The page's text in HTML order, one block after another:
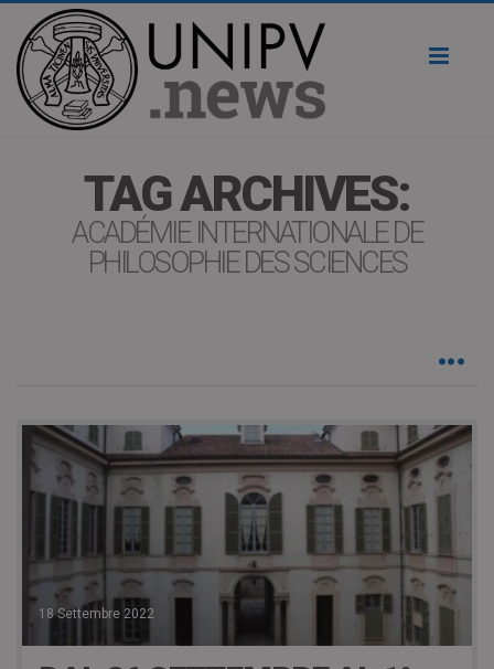
TAG ARCHIVES:
ACADÉMIE INTERNATIONALE DE
PHILOSOPHIE DES SCIENCES
18 Settembre 2022